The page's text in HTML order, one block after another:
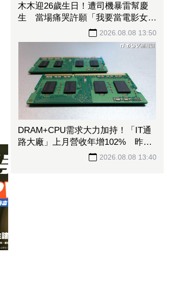
木木迎26歲生日！遭司機暴雷幫慶
生 當場痛哭許願「我要當電影女主
2026.08.08 13:50
DRAM+CPU需求大力加持！「IT通
路大廠」上月營收年增102% 昨股
2026.08.08 13:40